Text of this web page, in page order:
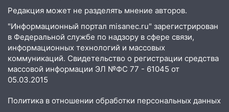
Редакция может не разделять мнение авторов.
"Информационный портал misanec.ru" зарегистрирован
в Федеральной службе по надзору в сфере связи,
информационных технологий и массовых
коммуникаций. Свидетельство о регистрации средства
массовой информации ЭЛ №ФС 77 - 61045 от
05.03.2015
Политика в отношении обработки персональных данных